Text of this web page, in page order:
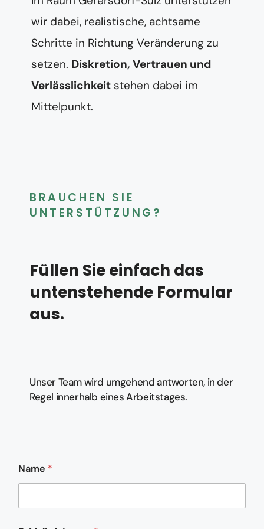
wir dabei, realistische, achtsame
Schritte in Richtung Veränderung zu
setzen. Diskretion, Vertrauen und
Verlässlichkeit stehen dabei im
Mittelpunkt.
BRAUCHEN SIE
UNTERSTÜTZUNG?
Füllen Sie einfach das
untenstehende Formular
aus.
Unser Team wird umgehend antworten, in der
Regel innerhalb eines Arbeitstages.
e
l
f
Name *